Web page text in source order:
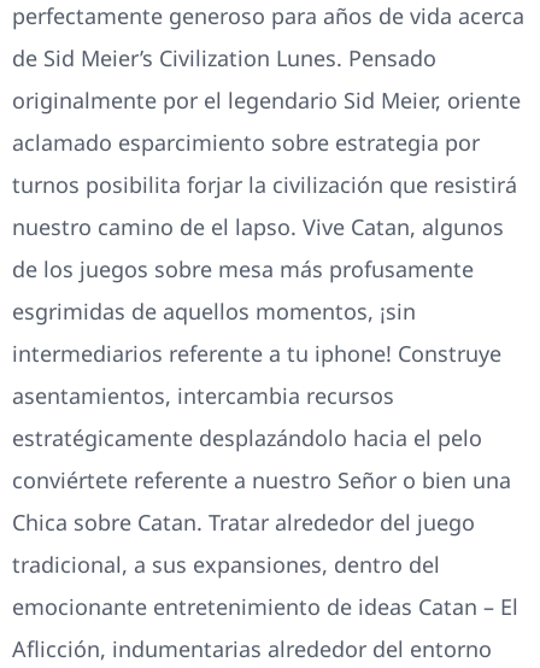
perfectamente generoso para años de vida acerca
de Sid Meier’s Civilization Lunes. Pensado
originalmente por el legendario Sid Meier, oriente
aclamado esparcimiento sobre estrategia por
turnos posibilita forjar la civilización que resistirá
nuestro camino de el lapso. Vive Catan, algunos
de los juegos sobre mesa más profusamente
esgrimidas de aquellos momentos, ¡sin
intermediarios referente a tu iphone! Construye
asentamientos, intercambia recursos
estratégicamente desplazándolo hacia el pelo
conviértete referente a nuestro Señor o bien una
Chica sobre Catan. Tratar alrededor del juego
tradicional, a sus expansiones, dentro del
emocionante entretenimiento de ideas Catan – El
Aflicción, indumentarias alrededor del entorno